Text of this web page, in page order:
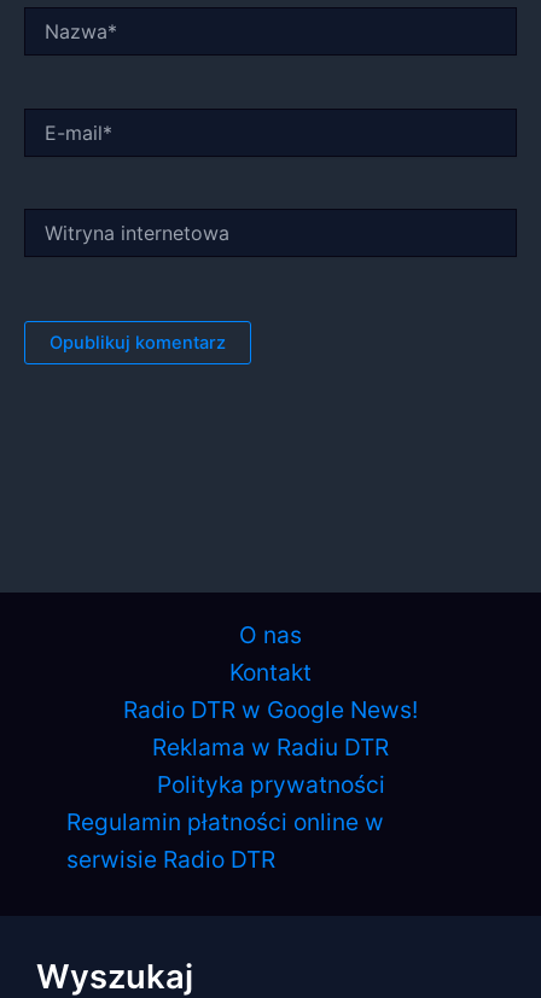
mail*
internetowa
O nas
Kontakt
Radio DTR w Google News!
Reklama w Radiu DTR
Polityka prywatności
Regulamin płatności online w
serwisie Radio DTR
Wyszukaj